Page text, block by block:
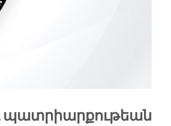
պատրիարքութեան